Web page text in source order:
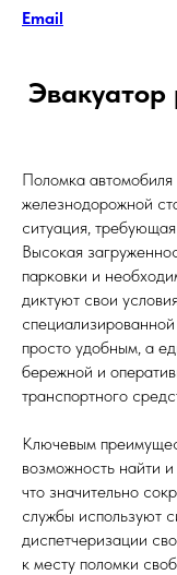
Email
Эвакуатор
Поломка автомобиля
железнодорожной
ситуация,
Высокая
парковки и
диктуют свои
просто удобным, а
бережной и
транспортного
Ключевым
возможность найти
что значительно
службы используют
диспетчеризации
к месту поломки